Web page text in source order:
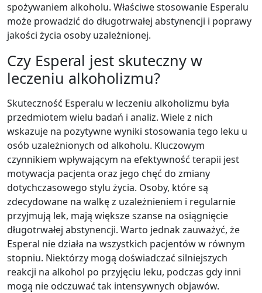
spożywaniem alkoholu. Właściwe stosowanie Esperalu
może prowadzić do długotrwałej abstynencji i poprawy
jakości życia osoby uzależnionej.
Czy Esperal jest skuteczny w
leczeniu alkoholizmu?
Skuteczność Esperalu w leczeniu alkoholizmu była
przedmiotem wielu badań i analiz. Wiele z nich
wskazuje na pozytywne wyniki stosowania tego leku u
osób uzależnionych od alkoholu. Kluczowym
czynnikiem wpływającym na efektywność terapii jest
motywacja pacjenta oraz jego chęć do zmiany
dotychczasowego stylu życia. Osoby, które są
zdecydowane na walkę z uzależnieniem i regularnie
przyjmują lek, mają większe szanse na osiągnięcie
długotrwałej abstynencji. Warto jednak zauważyć, że
Esperal nie działa na wszystkich pacjentów w równym
stopniu. Niektórzy mogą doświadczać silniejszych
reakcji na alkohol po przyjęciu leku, podczas gdy inni
mogą nie odczuwać tak intensywnych objawów.